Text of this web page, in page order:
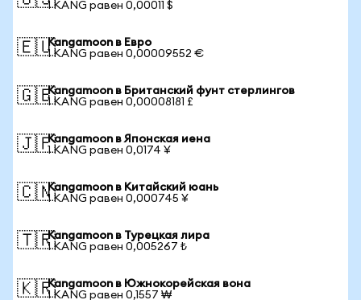
1 KANG равен 0,00011 $
🇪🇺Kangamoon в Евро
1 KANG равен 0,00009552 €
🇬🇧Kangamoon в Британский фунт стерлингов
1 KANG равен 0,00008181 £
🇯🇵Kangamoon в Японская иена
1 KANG равен 0,0174 ¥
🇨🇳Kangamoon в Китайский юань
1 KANG равен 0,000745 ¥
🇹🇷Kangamoon в Турецкая лира
1 KANG равен 0,005267 ₺
🇰🇷Kangamoon в Южнокорейская вона
1 KANG равен 0,1557 ₩